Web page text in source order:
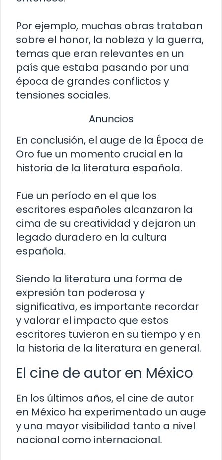
Por ejemplo, muchas obras trataban
sobre el honor, la nobleza y la guerra,
temas que eran relevantes en un
país que estaba pasando por una
época de grandes conflictos y
tensiones sociales.
Anuncios
En conclusión, el auge de la Época de
Oro fue un momento crucial en la
historia de la literatura española.
Fue un período en el que los
escritores españoles alcanzaron la
cima de su creatividad y dejaron un
legado duradero en la cultura
española.
Siendo la literatura una forma de
expresión tan poderosa y
significativa, es importante recordar
y valorar el impacto que estos
escritores tuvieron en su tiempo y en
la historia de la literatura en general.
El cine de autor en México
En los últimos años, el cine de autor
en México ha experimentado un auge
y una mayor visibilidad tanto a nivel
nacional como internacional.